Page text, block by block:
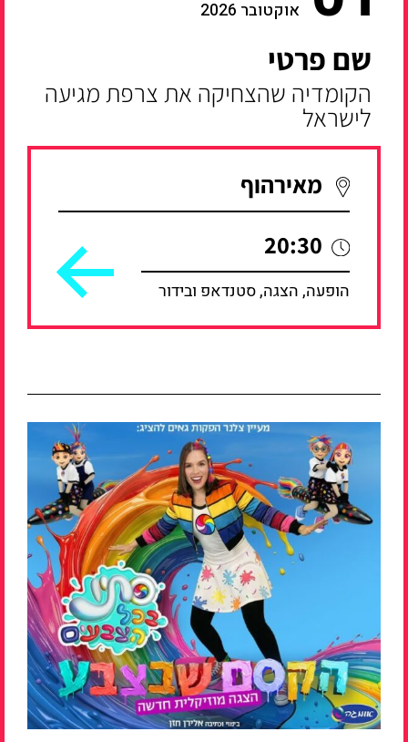
אוקטובר 2026
שם פרטי
הקומדיה שהצחיקה את צרפת מגיעה
לישראל
מאירהוף
20:30
הופעה, הצגה, סטנדאפ ובידור